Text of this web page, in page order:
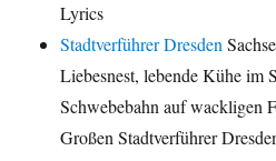
Lyrics
Stadtverführer Dresden
Liebesnest, lebende Kühe im
Schwebebahn auf wackligen
Großen Stadtverführer